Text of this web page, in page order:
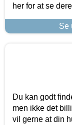
her for at se
Se
Du kan godt
men ikke det
vil gerne at din